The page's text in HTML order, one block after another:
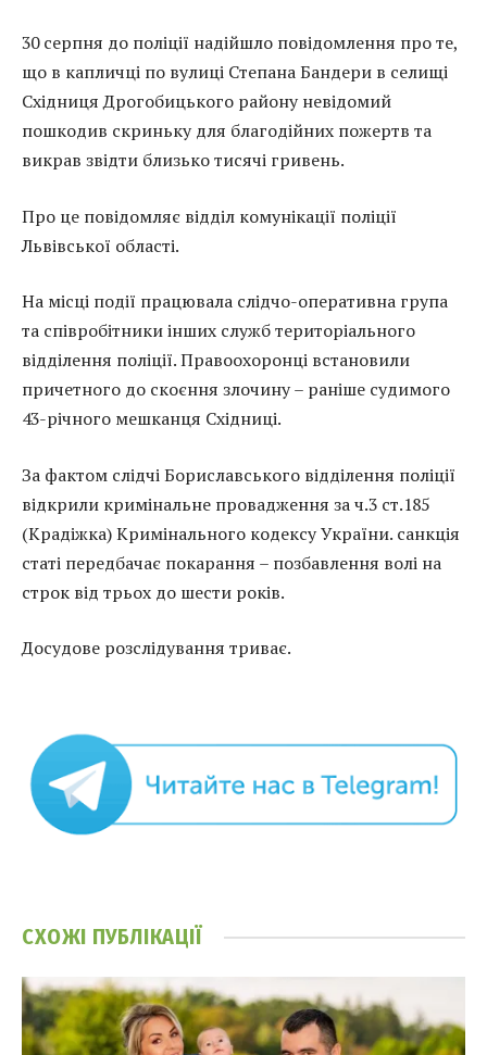
30 серпня до поліції надійшло повідомлення про те,
що в капличці по вулиці Степана Бандери в селищі
Східниця Дрогобицького району невідомий
пошкодив скриньку для благодійних пожертв та
викрав звідти близько тисячі гривень.
Про це повідомляє відділ комунікації поліції
Львівської області.
На місці події працювала слідчо-оперативна група
та співробітники інших служб територіального
відділення поліції. Правоохоронці встановили
причетного до скоєння злочину – раніше судимого
43-річного мешканця Східниці.
За фактом слідчі Бориславського відділення поліції
відкрили кримінальне провадження за ч.3 ст.185
(Крадіжка) Кримінального кодексу України. санкція
статі передбачає покарання – позбавлення волі на
строк від трьох до шести років.
Досудове розслідування триває.
СХОЖІ ПУБЛІКАЦІЇ